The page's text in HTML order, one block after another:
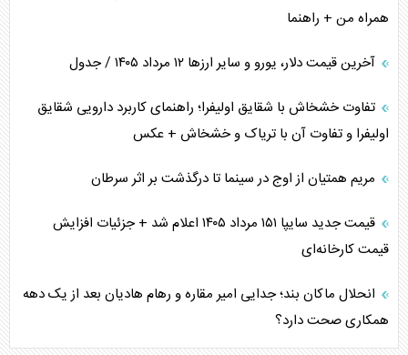
همراه من + راهنما
آخرین قیمت دلار، یورو و سایر ارز‌ها ۱۲ مرداد ۱۴۰۵ / جدول
تفاوت خشخاش با شقایق اولیفرا؛ راهنمای کاربرد دارویی شقایق
اولیفرا و تفاوت آن با تریاک و خشخاش + عکس
مریم همتیان از اوج در سینما تا درگذشت بر اثر سرطان
قیمت جدید سایپا ۱۵۱ مرداد ۱۴۰۵ اعلام شد + جزئیات افزایش
قیمت کارخانه‌ای
انحلال ماکان بند؛ جدایی امیر مقاره و رهام هادیان بعد از یک دهه
همکاری صحت دارد؟